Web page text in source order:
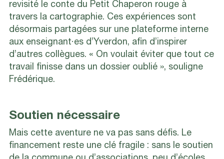
revisité le conte du Petit Chaperon rouge à
travers la cartographie. Ces expériences sont
désormais partagées sur une plateforme interne
aux enseignant·es d’Yverdon, afin d’inspirer
d’autres collègues. « On voulait éviter que tout ce
travail finisse dans un dossier oublié », souligne
Frédérique.
Soutien nécessaire
Mais cette aventure ne va pas sans défis. Le
financement reste une clé fragile : sans le soutien